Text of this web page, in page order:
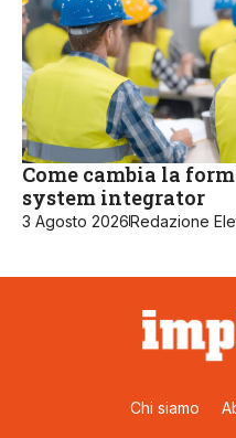
Come cambia la
system integrator
3 Agosto 2026Redazione
Chi siamo